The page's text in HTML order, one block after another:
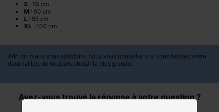
S : 85 cm
M : 90 cm
L : 95 cm
XL : 100 cm
Afin de mieux vous satisfaire, nous vous conseillons si vous hésitez entre
deux tailles, de toujours choisir la plus grande.
Avez-vous trouvé la réponse à votre question ?